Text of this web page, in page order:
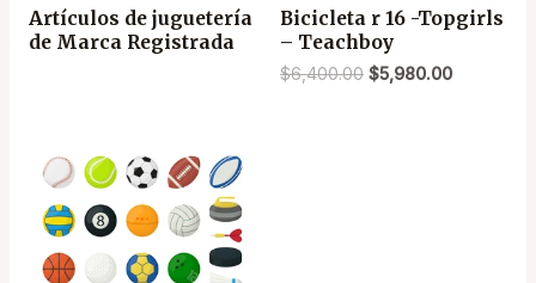
Valorado
en
0
Artículos de juguetería
de Marca Registrada
Valorado
en
0
de
5
Bicicleta r 16 -Topgirls
– Teachboy
$6,400.00 $5,980.00